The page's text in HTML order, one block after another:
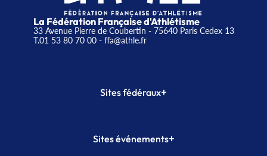
La Fédération Française d'Athlétisme
33 Avenue Pierre de Coubertin - 75640 Paris Cedex 13
T.01 53 80 70 00- ffa@athle.fr
Sites fédéraux+
Plateforme Formation
Sites événements+